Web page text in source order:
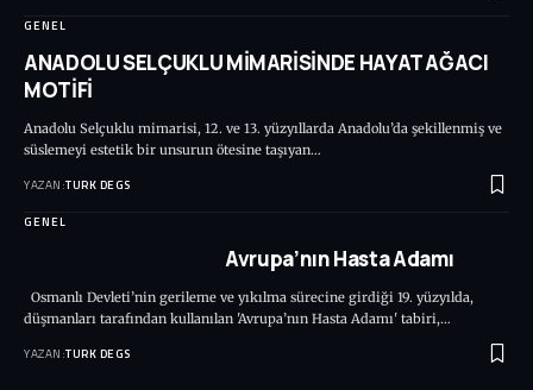
GENEL
ANADOLU SELÇUKLU MİMARİSİNDE HAYAT AĞACI
MOTİFİ
Anadolu Selçuklu mimarisi, 12. ve 13. yüzyıllarda Anadolu’da şekillenmiş ve
süslemeyi estetik bir unsurun ötesine taşıyan…
YAZAN:TURK DEGS
GENEL
Avrupa’nın Hasta Adamı
Osmanlı Devleti’nin gerileme ve yıkılma sürecine girdiği 19. yüzyılda,
düşmanları tarafından kullanılan 'Avrupa’nın Hasta Adamı' tabiri,…
YAZAN:TURK DEGS